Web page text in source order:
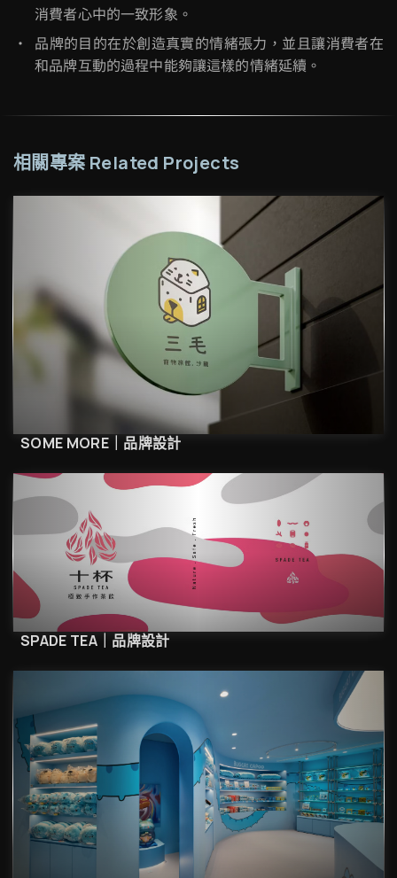
消費者心中的一致形象。
品牌的目的在於創造真實的情緒張力，並且讓消費者在
和品牌互動的過程中能夠讓這樣的情緒延續。
相關專案 Related Projects
SOME MORE｜品牌設計
SPADE TEA｜品牌設計